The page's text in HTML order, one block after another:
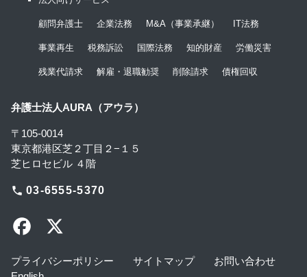
顧問弁護士 企業法務 M&A（事業承継） IT法務
事業再生 税務訴訟 国際法務 知的財産 労働災害
残業代請求 解雇・退職勧奨 削除請求 債権回収
弁護士法人AURA（アウラ）
〒105-0014
東京都港区芝２丁目２−１５
芝ヒロセビル ４階
phone 03-6555-5370
プライバシーポリシー サイトマップ
お問い合わせ